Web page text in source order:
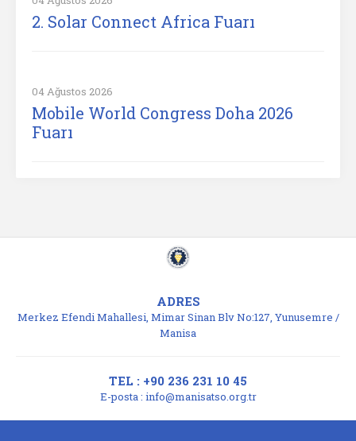
2. Solar Connect Africa Fuarı
04 Ağustos 2026
Mobile World Congress Doha 2026
Fuarı
ADRES
Merkez Efendi Mahallesi, Mimar Sinan Blv No:127, Yunusemre /
Manisa
TEL : +90 236 231 10 45
E-posta : info@manisatso.org.tr